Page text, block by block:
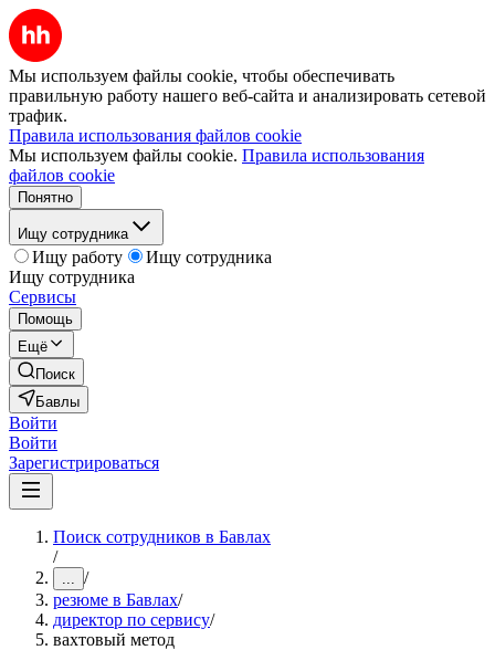
Мы используем файлы cookie, чтобы обеспечивать
правильную работу нашего веб-сайта и анализировать сетевой
трафик.
Правила использования файлов cookie
Мы используем файлы cookie. Правила использования
файлов cookie
Понятно
Ищу сотрудника
Ищу работу
Ищу сотрудника
Ищу сотрудника
Сервисы
Помощь
Ещё
Поиск
Бавлы
Войти
Войти
Зарегистрироваться
Поиск сотрудников в Бавлах
/
... /
резюме в Бавлах/
директор по сервису/
вахтовый метод